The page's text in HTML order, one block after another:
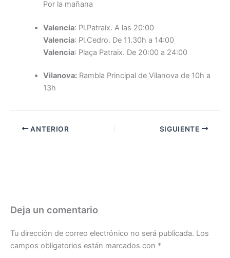
Por la mañana
Valencia: Pl.Patraix. A las 20:00
Valencia: Pl.Cedro. De 11.30h a 14:00
Valencia: Plaça Patraix. De 20:00 a 24:00
Vilanova:Rambla Principal de Vilanova de 10h a
13h
ANTERIOR SIGUIENTE
Deja un comentario
Tu dirección de correo electrónico no será publicada. Los
campos obligatorios están marcados con *